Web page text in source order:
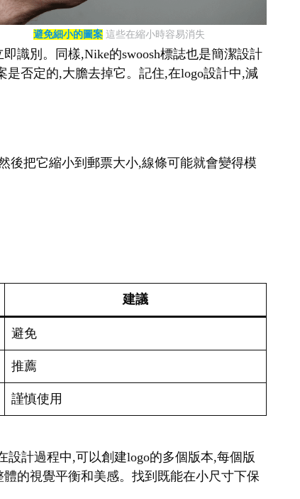
避免細小的圖案這些在縮小時容易消失
識別。同樣,Nike的swoosh標誌也是簡潔設計
否定的,大膽去掉它。記住,在logo設計中,減
後把它縮小到郵票大小,線條可能就會變得模
建議
避免
推薦
謹慎使用
計過程中,可以創建logo的多個版本,每個版
的視覺平衡和美感。找到既能在小尺寸下保